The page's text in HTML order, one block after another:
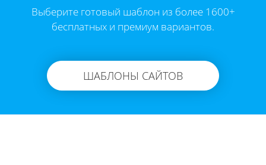
Выберите готовый шаблон из более 1600+
бесплатных и премиум вариантов.
ШАБЛОНЫ САЙТОВ